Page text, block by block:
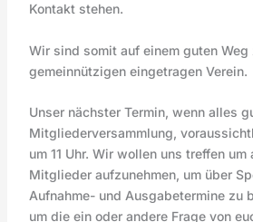
Kontakt stehen.
Wir sind somit auf einem guten Weg
gemeinnützigen eingetragen Verein.
Unser nächster Termin, wenn alles
Mitgliederversammlung,
um 11 Uhr. Wir wollen uns treffen
Mitglieder aufzunehmen, um über
Aufnahme- und Ausgabetermine zu
um die ein oder andere Frage von